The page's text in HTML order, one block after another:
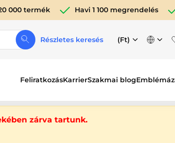
000 termék Havi 1 100 megrendelés
Részletes keresés (Ft)
FeliratkozásKarrierSzakmai blog
zárva tartunk.